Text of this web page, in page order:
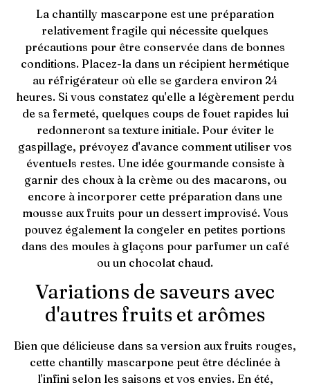
La chantilly mascarpone est une préparation
relativement fragile qui nécessite quelques
précautions pour être conservée dans de bonnes
conditions. Placez-la dans un récipient hermétique
au réfrigérateur où elle se gardera environ 24
heures. Si vous constatez qu'elle a légèrement perdu
de sa fermeté, quelques coups de fouet rapides lui
redonneront sa texture initiale. Pour éviter le
gaspillage, prévoyez d'avance comment utiliser vos
éventuels restes. Une idée gourmande consiste à
garnir des choux à la crème ou des macarons, ou
encore à incorporer cette préparation dans une
mousse aux fruits pour un dessert improvisé. Vous
pouvez également la congeler en petites portions
dans des moules à glaçons pour parfumer un café
ou un chocolat chaud.
Variations de saveurs avec
d'autres fruits et arômes
Bien que délicieuse dans sa version aux fruits rouges,
cette chantilly mascarpone peut être déclinée à
l'infini selon les saisons et vos envies. En été,